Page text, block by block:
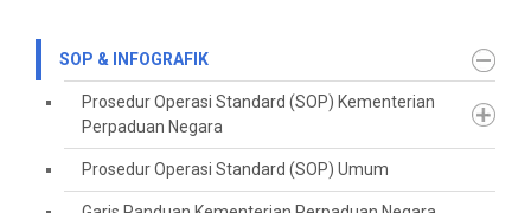
SOP & INFOGRAFIK
Prosedur Operasi Standard (SOP) Kementerian
Perpaduan Negara
Prosedur Operasi Standard (SOP) Umum